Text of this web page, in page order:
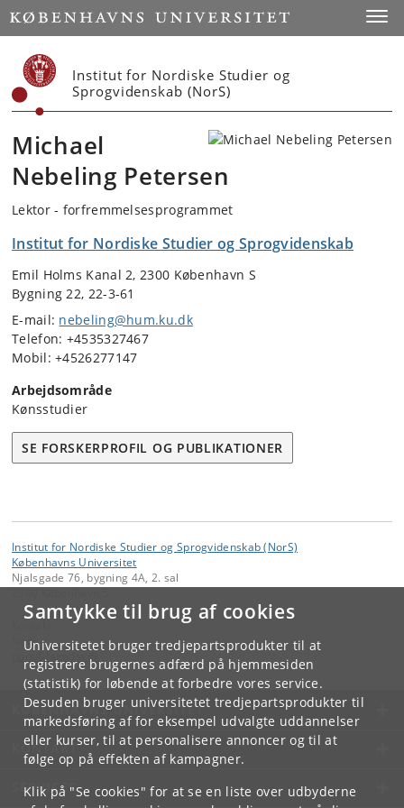
Samtykke til brug af cookies
Universitetet bruger tredjepartsprodukter til at
registrere brugernes adfærd på hjemmesiden
(statistik) for løbende at forbedre vores service.
Desuden bruger universitetet tredjepartsprodukter til
markedsføring af for eksempel udvalgte uddannelser
eller kurser, til at personalisere annoncer og til at
følge op på effekten af kampagner.
Klik på "Se cookies" for at se en liste over udbyderne
Start
Institut for Nordiske Studier og
Sprogvidenskab (NorS)
Michael
Nebeling Petersen
Lektor - forfremmelsesprogrammet
Institut for Nordiske Studier og Sprogvidenskab
Emil Holms Kanal 2, 2300 København S
Bygning 22, 22-3-61
E-mail: nebeling@hum.ku.dk
Telefon: +4535327467
Mobil: +4526277147
Arbejdsområde
Kønsstudier
SE FORSKERPROFIL OG PUBLIKATIONER
Institut for Nordiske Studier og Sprogvidenskab (NorS)
Københavns Universitet
Njalsgade 76, bygning 4A, 2. sal
NorS
KØBENHAVNS UNIVERSITET
KONTAKT
SERVICES